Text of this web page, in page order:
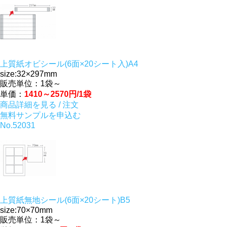
上質紙オビシール(6面×20シート入)A4
size:32×297mm
販売単位：1袋～
単価： 1410～2570円/1袋
商品詳細を見る / 注文
無料サンプルを申込む
No.52031
上質紙無地シール(6面×20シート)B5
size:70×70mm
販売単位：1袋～